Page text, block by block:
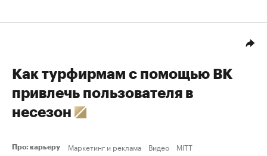
Как турфирмам с помощью ВК
привлечь пользователя в
несезон
Про: карьеру Маркетинг и реклама Видео MITT